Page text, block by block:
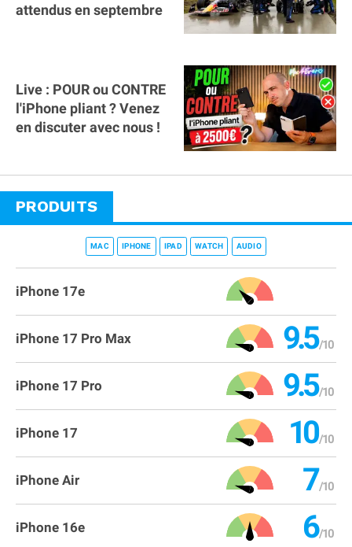
attendus en septembre
Live : POUR ou CONTRE
l'iPhone pliant ? Venez
en discuter avec nous !
PRODUITS
MAC IPHONE IPAD WATCH AUDIO
iPhone 17e
iPhone 17 Pro Max 9.5
iPhone 17 Pro 9.5
iPhone 17 10
iPhone Air 7
iPhone 16e 6